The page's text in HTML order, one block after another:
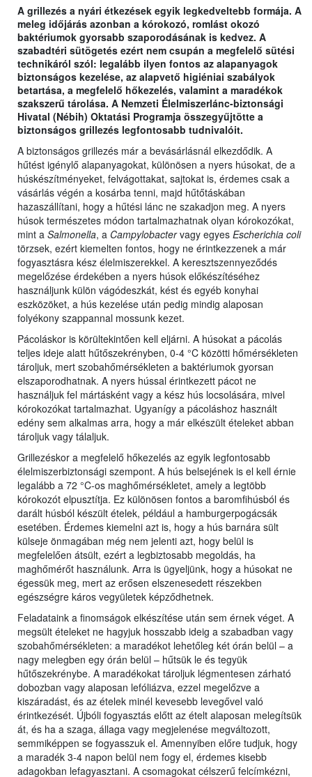
A grillezés a nyári étkezések egyik legkedveltebb formája. A
meleg időjárás azonban a kórokozó, romlást okozó
baktériumok gyorsabb szaporodásának is kedvez. A
szabadtéri sütögetés ezért nem csupán a megfelelő sütési
technikáról szól: legalább ilyen fontos az alapanyagok
biztonságos kezelése, az alapvető higiéniai szabályok
betartása, a megfelelő hőkezelés, valamint a maradékok
szakszerű tárolása. A Nemzeti Élelmiszerlánc-biztonsági
Hivatal (Nébih) Oktatási Programja összegyűjtötte a
biztonságos grillezés legfontosabb tudnivalóit.
A biztonságos grillezés már a bevásárlásnál elkezdődik. A
hűtést igénylő alapanyagokat, különösen a nyers húsokat, de a
húskészítményeket, felvágottakat, sajtokat is, érdemes csak a
vásárlás végén a kosárba tenni, majd hűtőtáskában
hazaszállítani, hogy a hűtési lánc ne szakadjon meg. A nyers
húsok természetes módon tartalmazhatnak olyan kórokozókat,
mint a Salmonella, a Campylobactervagy egyes Escherichia coli
törzsek, ezért kiemelten fontos, hogy ne érintkezzenek a már
fogyasztásra kész élelmiszerekkel. A keresztszennyeződés
megelőzése érdekében a nyers húsok előkészítéséhez
használjunk külön vágódeszkát, kést és egyéb konyhai
eszközöket, a hús kezelése után pedig mindig alaposan
folyékony szappannal mossunk kezet.
Pácoláskor is körültekintően kell eljárni. A húsokat a pácolás
teljes ideje alatt hűtőszekrényben, 0-4 °C közötti hőmérsékleten
tároljuk, mert szobahőmérsékleten a baktériumok gyorsan
elszaporodhatnak. A nyers hússal érintkezett pácot ne
használjuk fel mártásként vagy a kész hús locsolására, mivel
kórokozókat tartalmazhat. Ugyanígy a pácoláshoz használt
edény sem alkalmas arra, hogy a már elkészült ételeket abban
tároljuk vagy tálaljuk.
Grillezéskor a megfelelő hőkezelés az egyik legfontosabb
élelmiszerbiztonsági szempont. A hús belsejének is el kell érnie
legalább a 72 °C-os maghőmérsékletet, amely a legtöbb
kórokozót elpusztítja. Ez különösen fontos a baromfihúsból és
darált húsból készült ételek, például a hamburgerpogácsák
esetében. Érdemes kiemelni azt is, hogy a hús barnára sült
külseje önmagában még nem jelenti azt, hogy belül is
megfelelően átsült, ezért a legbiztosabb megoldás, ha
maghőmérőt használunk. Arra is ügyeljünk, hogy a húsokat ne
égessük meg, mert az erősen elszenesedett részekben
egészségre káros vegyületek képződhetnek.
Feladataink a finomságok elkészítése után sem érnek véget. A
megsült ételeket ne hagyjuk hosszabb ideig a szabadban vagy
szobahőmérsékleten: a maradékot lehetőleg két órán belül – a
nagy melegben egy órán belül – hűtsük le és tegyük
hűtőszekrénybe. A maradékokat tároljuk légmentesen zárható
dobozban vagy alaposan lefóliázva, ezzel megelőzve a
kiszáradást, és az ételek minél kevesebb levegővel való
érintkezését. Újbóli fogyasztás előtt az ételt alaposan melegítsük
át, és ha a szaga, állaga vagy megjelenése megváltozott,
semmiképpen se fogyasszuk el. Amennyiben előre tudjuk, hogy
a maradék 3-4 napon belül nem fogy el, érdemes kisebb
adagokban lefagyasztani. A csomagokat célszerű felcímkézni,